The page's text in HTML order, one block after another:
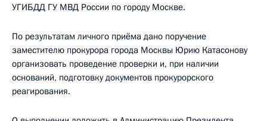
УГИБДД ГУ МВД России по городу Москве.
По результатам личного приёма дано поручение
заместителю прокурора города Москвы Юрию Катасонову
организовать проведение проверки и, при наличии
оснований, подготовку документов прокурорского
реагирования.